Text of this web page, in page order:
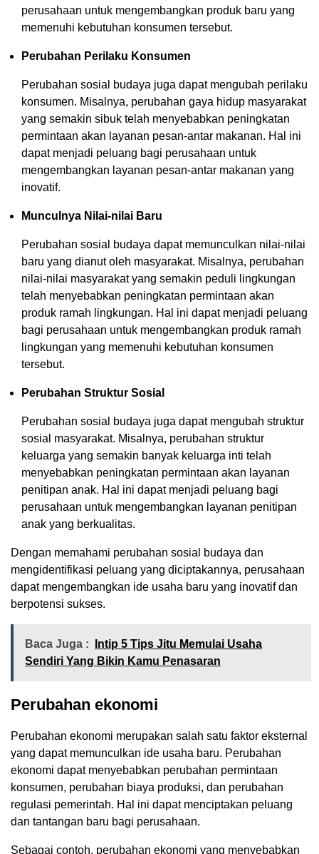
perusahaan untuk mengembangkan produk baru yang
memenuhi kebutuhan konsumen tersebut.
Perubahan Perilaku Konsumen
Perubahan sosial budaya juga dapat mengubah perilaku
konsumen. Misalnya, perubahan gaya hidup masyarakat
yang semakin sibuk telah menyebabkan peningkatan
permintaan akan layanan pesan-antar makanan. Hal ini
dapat menjadi peluang bagi perusahaan untuk
mengembangkan layanan pesan-antar makanan yang
inovatif.
Munculnya Nilai-nilai Baru
Perubahan sosial budaya dapat memunculkan nilai-nilai
baru yang dianut oleh masyarakat. Misalnya, perubahan
nilai-nilai masyarakat yang semakin peduli lingkungan
telah menyebabkan peningkatan permintaan akan
produk ramah lingkungan. Hal ini dapat menjadi peluang
bagi perusahaan untuk mengembangkan produk ramah
lingkungan yang memenuhi kebutuhan konsumen
tersebut.
Perubahan Struktur Sosial
Perubahan sosial budaya juga dapat mengubah struktur
sosial masyarakat. Misalnya, perubahan struktur
keluarga yang semakin banyak keluarga inti telah
menyebabkan peningkatan permintaan akan layanan
penitipan anak. Hal ini dapat menjadi peluang bagi
perusahaan untuk mengembangkan layanan penitipan
anak yang berkualitas.
Dengan memahami perubahan sosial budaya dan
mengidentifikasi peluang yang diciptakannya, perusahaan
dapat mengembangkan ide usaha baru yang inovatif dan
berpotensi sukses.
Baca Juga :
Intip 5 Tips Jitu Memulai Usaha
Sendiri Yang Bikin Kamu Penasaran
Perubahan ekonomi
Perubahan ekonomi merupakan salah satu faktor eksternal
yang dapat memunculkan ide usaha baru. Perubahan
ekonomi dapat menyebabkan perubahan permintaan
konsumen, perubahan biaya produksi, dan perubahan
regulasi pemerintah. Hal ini dapat menciptakan peluang
dan tantangan baru bagi perusahaan.
Sebagai contoh, perubahan ekonomi yang menyebabkan